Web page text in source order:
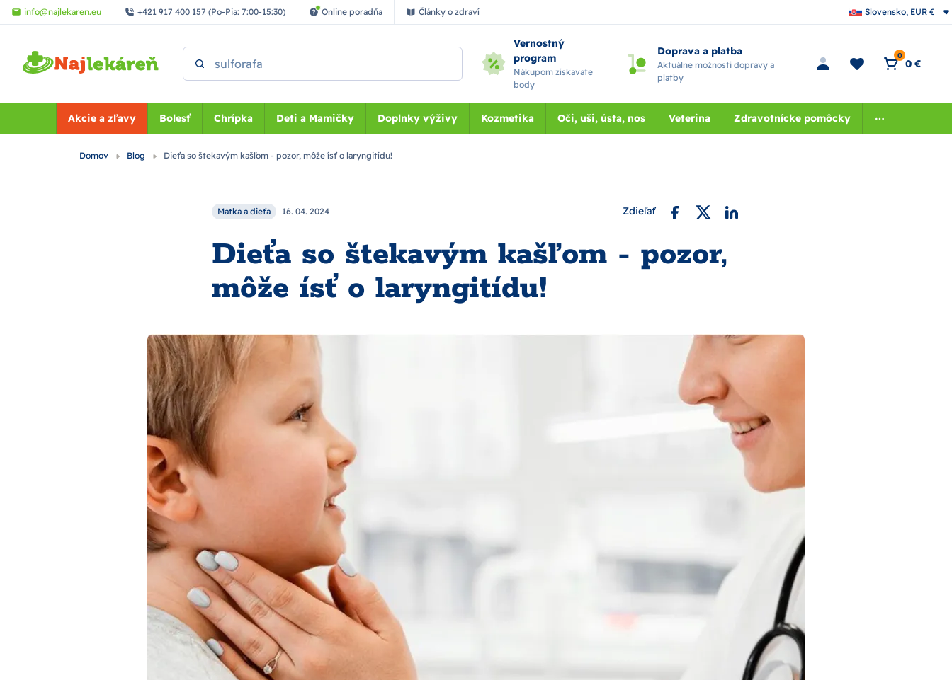
Preskočiť na hlavný obsah
info@najlekaren.eu +421 917 400 157 (Po-Pia: 7:00-15:30) Online poradňa Články o zdraví Slovensko, EUR €
Vernostný
program
Nákupom získavate
body
Doprava a platba
Aktuálne možnosti dopravy a
platby
0
0 €
Akcie a zľavy Bolesť Chrípka Deti a Mamičky Doplnky výživy Kozmetika Oči, uši, ústa, nos Veterina Zdravotnícke pomôcky
Domov Blog Dieťa so štekavým kašľom - pozor, môže ísť o laryngitídu!
Matka a dieťa 16. 04. 2024 Zdieľať
Dieťa so štekavým kašľom - pozor,
môže ísť o laryngitídu!